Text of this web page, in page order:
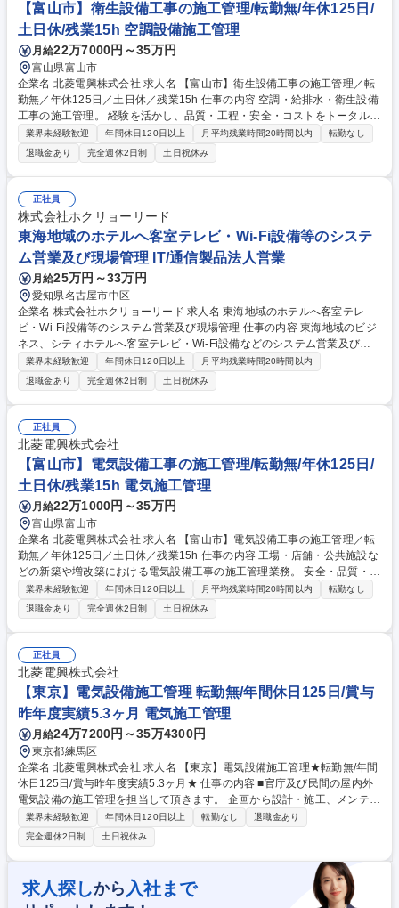
【富山市】衛生設備工事の施工管理/転勤無/年休125日/
土日休/残業15h 空調設備施工管理
月給22万7000円～35万円
富山県富山市
企業名 北菱電興株式会社 求人名 【富山市】衛生設備工事の施工管理／転
勤無／年休125日／土日休／残業15h 仕事の内容 空調・給排水・衛生設備
工事の施工管理。 経験を活かし、品質・工程・安全・コストをトータルに
マネジメントいただきます。 《具体的には》 ・現場巡視による工事品質
の管理 ・現場巡視による技術者及び作業員等の安全管理 ・予算管理（必
要経費計算、実費の確認） ・工程管理（工事が効率的に進むように指導す
る） ・下請け工事業者の手配 ※取扱禁止求人（建設業務）には該当しま
せん。 募集職種 【富山市】衛生設備工事の施工管理／転勤無／年休125日
／土日休／残業15h
業界未経験歓迎 年間休日120日以上 月平均残業時間20時間以内
転勤なし
退職金あり
完全週休2日制 土日祝休み
正社員
株式会社ホクリョーリード
東海地域のホテルへ客室テレビ・Wi-Fi設備等のシステ
ム営業及び現場管理 IT/通信製品法人営業
月給25万円～33万円
愛知県名古屋市中区
企業名 株式会社ホクリョーリード 求人名 東海地域のホテルへ客室テレ
ビ・Wi-Fi設備等のシステム営業及び現場管理 仕事の内容 東海地域のビジ
ネス、シティホテルへ客室テレビ・Wi-Fi設備などのシステム営業及び現
場管理をご担当いただきます。 【取扱い商品】館内ネットワークインフラ
（Wi-Fi設備、防犯カメラ）、スマートテレビ、冷蔵庫、コインランドリ
ー、自社開発のクラウドサービスなど ※取扱禁止求人（建設業務）には該
当しません。 【仕事内容の変更範囲】当社業務全般 募集職種 東海地域の
ホテルへ客室テレビ・Wi-Fi設備等のシステム営業及び現場管理
業界未経験歓迎 年間休日120日以上
月平均残業時間20時間以内
退職金あり
完全週休2日制 土日祝休み
正社員
北菱電興株式会社
【富山市】電気設備工事の施工管理/転勤無/年休125日/
土日休/残業15h 電気施工管理
月給22万1000円～35万円
富山県富山市
企業名 北菱電興株式会社 求人名 【富山市】電気設備工事の施工管理／転
勤無／年休125日／土日休／残業15h 仕事の内容 工場・店舗・公共施設な
どの新築や増改築における電気設備工事の施工管理業務。 安全・品質・工
程を監督し、協力会社と連携しながら工事全体をまとめる仕事です。 《具
体的には》 ・現場巡視による工事品質の管理 ・現場巡視による技術者及
び作業員等の安全管理 ・予算管理（必要経費計算、実費の確認） ・工程
管理（工事が効率的に進むように指導する） ・下請け工事業者の手配 ※
取扱禁止求人（建設業務）には該当しません。 募集職種 【富山市】電気
設備工事の施工管理／転勤無／年休125日／土日休／残業15h
業界未経験歓迎 年間休日120日以上 月平均残業時間20時間以内
転勤なし
退職金あり
完全週休2日制 土日祝休み
正社員
北菱電興株式会社
【東京】電気設備施工管理 転勤無/年間休日125日/賞与
昨年度実績5.3ヶ月 電気施工管理
月給24万7200円～35万4300円
東京都練馬区
企業名 北菱電興株式会社 求人名 【東京】電気設備施工管理★転勤無/年間
休日125日/賞与昨年度実績5.3ヶ月★ 仕事の内容 ■官庁及び民間の屋内外
電気設備の施工管理を担当して頂きます。 企画から設計・施工、メンテナ
ンスに至るまで、ソフトとハードの技術力で、さまざまなニーズに即応し
ていきます。 《具体的な業務内容》・現場巡視による工事品質の管理。
・現場巡視による技術者及び作業員等の安全管理。 ・予算管理(必要経費
計算、実費の把握)。 ・工程管理(工事が効率的に進むよう指導する)。 ・
下請け工事業者の手配 ※建物側への改変は行いません。 募集職種 【東
京】電気設備施工管理★転勤無/年間休日125日/賞与昨年度実績5.3ヶ月★
業界未経験歓迎 年間休日120日以上 転勤なし
退職金あり
完全週休2日制
土日祝休み
求人探しから 入社まで